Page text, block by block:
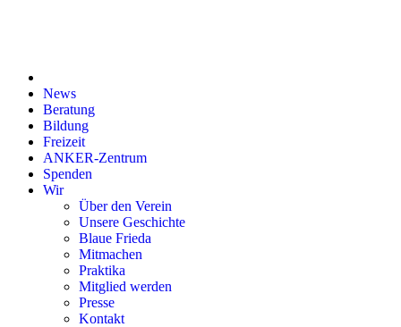
News
Beratung
Bildung
Freizeit
ANKER-Zentrum
Spenden
Wir
Über den Verein
Unsere Geschichte
Blaue Frieda
Mitmachen
Praktika
Mitglied werden
Presse
Kontakt